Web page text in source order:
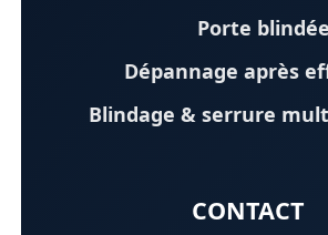
Porte blindée
Dépannage après
Blindage & serrure
CONTACT